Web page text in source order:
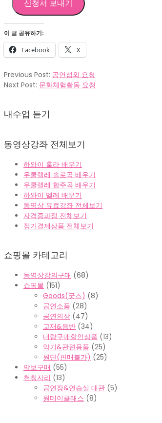
신청서 보내기
이 글 공유하기:
Facebook X
2021-
01-
Previous Post: 공연섭외 요청
Next Post: 문화체험활동 요청
내수업 듣기
동영상강좌 전체보기
하와이 훌라 배우기
우쿨렐레 솔로곡 배우기
우쿨렐레 합주곡 배우기
하와이 멜레 배우기
동영상 유료강좌 전체보기
자격증과정 전체보기
정기결제상품 전체보기
쇼핑몰 카테고리
동영상강의구매 (68)
쇼핑몰 (151)
Goods(굿즈) (8)
공연소품 (28)
공연의상 (47)
교재&음반 (34)
대량구매할인상품 (13)
악기&관련용품 (25)
원단(판매불가) (25)
악보구매 (55)
천칭자리 (13)
공연장&연습실 대관 (5)
원데이클래스 (8)